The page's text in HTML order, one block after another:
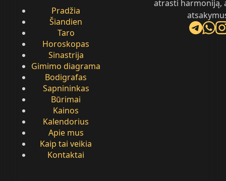
Pradžia
Šiandien
Taro
Horoskopas
Sinastrija
Gimimo diagrama
Bodigrafas
Sapnininkas
Būrimai
Kainos
Kalendorius
Apie mus
Kaip tai veikia
Kontaktai
atrasti harmoniją,